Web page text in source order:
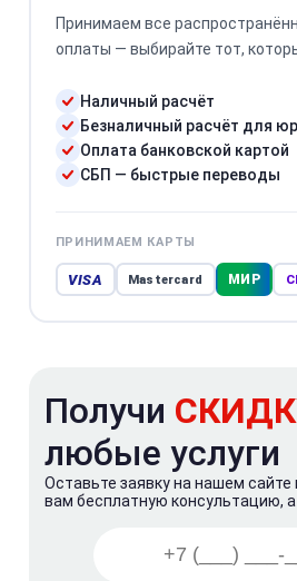
Принимаем все
оплаты — выбирайте тот,
Наличный расчёт
Безналичный расчёт для
Оплата банковской картой
СБП — быстрые переводы
ПРИНИМАЕМ КАРТЫ
VISA Mastercard МИР
Получи
любые услуги
Оставьте заявку на нашем
вам бесплатную консультацию, а